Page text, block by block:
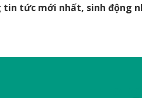
tin tức mới nhất, sinh động